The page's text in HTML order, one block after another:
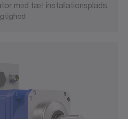
med tæt installationsplads